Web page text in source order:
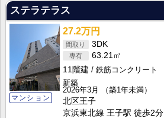
ステラテラス
マンション
27.2万円
3DK
63.21㎡
11階建
鉄筋コンクリート
新築
2026年3月
（築1年未満）
北区王子
京浜東北線 王子駅 徒歩2分